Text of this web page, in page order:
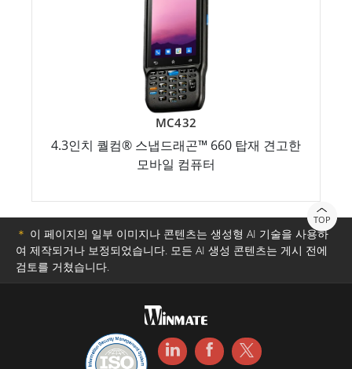
MC432
4.3인치 퀄컴® 스냅드래곤™ 660 탑재 견고한
모바일 컴퓨터
TOP
＊ 이 페이지의 일부 이미지나 콘텐츠는 생성형 AI 기술을 사용하
여 제작되거나 보정되었습니다. 모든 AI 생성 콘텐츠는 게시 전에
검토를 거쳤습니다.